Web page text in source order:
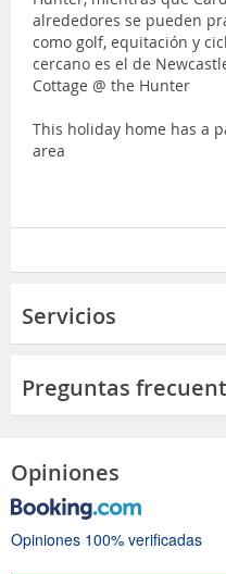
alrededores se pueden
como golf, equitación y
cercano es el de
Cottage @ the Hunter
This holiday home has a
area
Servicios
Preguntas
Opiniones
Opiniones 100% verificadas